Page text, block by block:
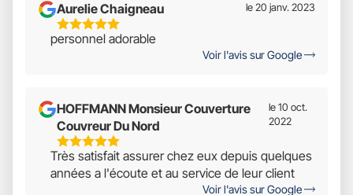
Aurelie Chaigneau
5
Étoiles
le 20 janv. 2023
personnel adorable
Voir l'avis sur Google
HOFFMANN Monsieur Couverture
Couvreur Du Nord
5
Étoiles
Sur
le 10 oct.
2022
Très satisfait assurer chez eux depuis quelques
années a l'écoute et au service de leur client
Voir l'avis sur Google